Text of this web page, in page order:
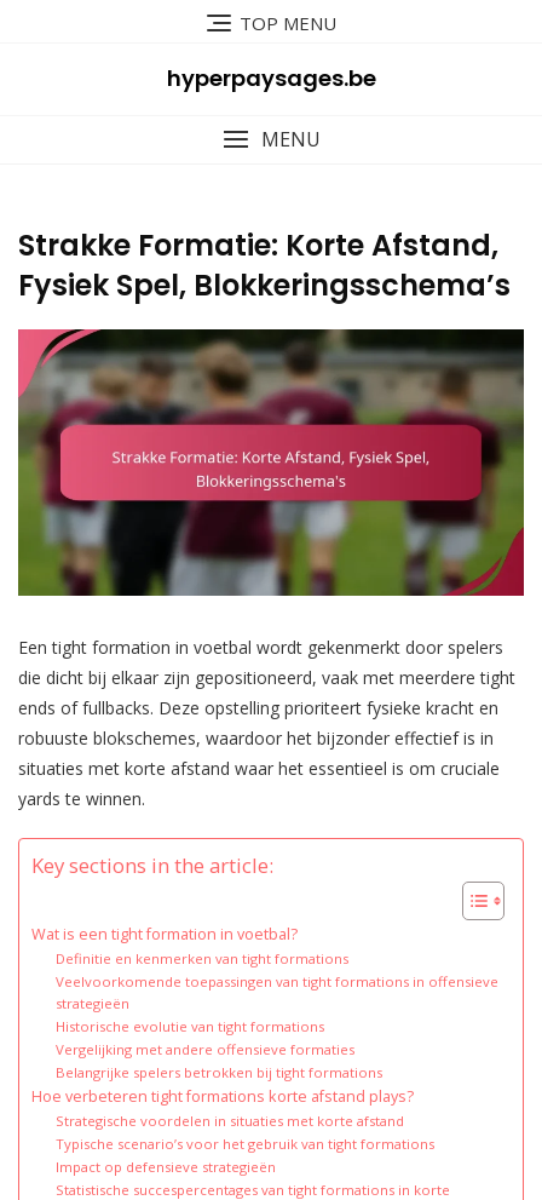
TOP MENU
hyperpaysages.be
MENU
Strakke Formatie: Korte Afstand,
Fysiek Spel, Blokkeringsschema’s
Een tight formation in voetbal wordt gekenmerkt door spelers
die dicht bij elkaar zijn gepositioneerd, vaak met meerdere tight
ends of fullbacks. Deze opstelling prioriteert fysieke kracht en
robuuste blokschemes, waardoor het bijzonder effectief is in
situaties met korte afstand waar het essentieel is om cruciale
yards te winnen.
Key sections in the article:
Wat is een tight formation in voetbal?
Definitie en kenmerken van tight formations
Veelvoorkomende toepassingen van tight formations in offensieve
strategieën
Historische evolutie van tight formations
Vergelijking met andere offensieve formaties
Belangrijke spelers betrokken bij tight formations
Hoe verbeteren tight formations korte afstand plays?
Strategische voordelen in situaties met korte afstand
Typische scenario’s voor het gebruik van tight formations
Impact op defensieve strategieën
Statistische succespercentages van tight formations in korte